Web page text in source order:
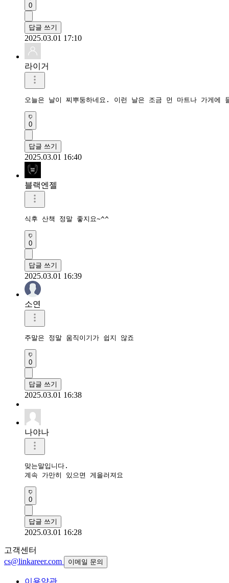
0
답글 쓰기
2025.03.01 17:10
라이거
오늘은 날이 찌뿌둥하네요. 이런 날은 조금 먼 마트나 가게에
0
답글 쓰기
2025.03.01 16:40
블랙엔젤
식후 산책 정말 좋지요~^^
0
답글 쓰기
2025.03.01 16:39
소연
주말은 정말 움직이기가 쉽지 않죠
0
답글 쓰기
2025.03.01 16:38
나야나
맞는말입니다.
계속 가만히 있으면 게을러져요
0
답글 쓰기
2025.03.01 16:28
고객센터
cs@linkareer.com
이메일 문의
이용약관